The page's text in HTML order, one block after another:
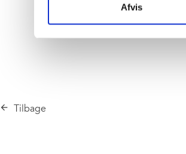
Afvis
Tilbage